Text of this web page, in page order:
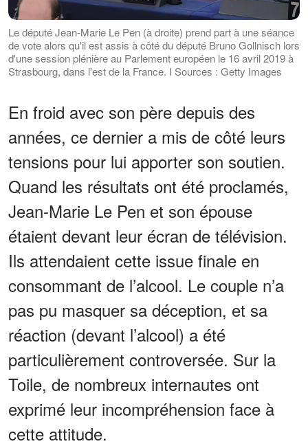
Le député Jean-Marie Le Pen (à droite) prend part à une séance
de vote alors qu'il est assis à côté du député Bruno Gollnisch lors
d'une session plénière au Parlement européen le 16 avril 2019 à
Strasbourg, dans l'est de la France. І Sources : Getty Images
En froid avec son père depuis des
années, ce dernier a mis de côté leurs
tensions pour lui apporter son soutien.
Quand les résultats ont été proclamés,
Jean-Marie Le Pen et son épouse
étaient devant leur écran de télévision.
Ils attendaient cette issue finale en
consommant de l’alcool. Le couple n’a
pas pu masquer sa déception, et sa
réaction (devant l’alcool) a été
particulièrement controversée. Sur la
Toile, de nombreux internautes ont
exprimé leur incompréhension face à
cette attitude.